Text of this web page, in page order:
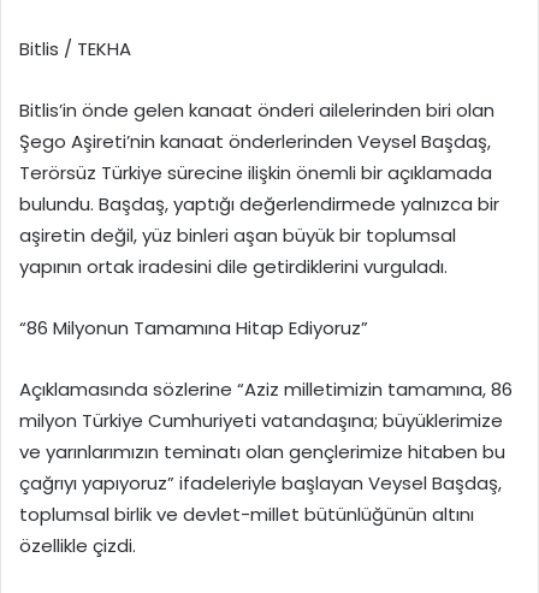
Bitlis / TEKHA
Bitlis’in önde gelen kanaat önderi ailelerinden biri olan
Şego Aşireti’nin kanaat önderlerinden Veysel Başdaş,
Terörsüz Türkiye sürecine ilişkin önemli bir açıklamada
bulundu. Başdaş, yaptığı değerlendirmede yalnızca bir
aşiretin değil, yüz binleri aşan büyük bir toplumsal
yapının ortak iradesini dile getirdiklerini vurguladı.
“86 Milyonun Tamamına Hitap Ediyoruz”
Açıklamasında sözlerine “Aziz milletimizin tamamına, 86
milyon Türkiye Cumhuriyeti vatandaşına; büyüklerimize
ve yarınlarımızın teminatı olan gençlerimize hitaben bu
çağrıyı yapıyoruz” ifadeleriyle başlayan Veysel Başdaş,
toplumsal birlik ve devlet-millet bütünlüğünün altını
özellikle çizdi.